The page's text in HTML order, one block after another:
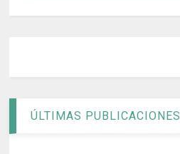
ÚLTIMAS PUBLICACIONES